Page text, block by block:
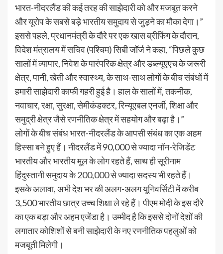
भारत-नीदरलैंड की कई तरह की साझेदारी को और मजबूत करने
और यूरोप के सबसे बड़े भारतीय समुदाय से जुड़ने का मौका देगा।”
इससे पहले, प्रधानमंत्री के दौरे पर एक खास ब्रीफिंग के दौरान,
विदेश मंत्रालय में सचिव (पश्चिम) सिबी जॉर्ज ने कहा, “पिछले कुछ
सालों में व्यापार, निवेश के पारंपरिक क्षेत्र और डब्ल्यूएएच के जरूरी
क्षेत्र, पानी, खेती और स्वास्थ्य, के साथ-साथ लोगों के बीच संबंधों में
हमारी साझेदारी काफी गहरी हुई है। हाल के सालों में, तकनीक,
नवाचार, रक्षा, सुरक्षा, सेमीकंडक्टर, रिन्यूएबल एनर्जी, शिक्षा और
समुद्री क्षेत्र जैसे रणनीतिक क्षेत्र में सहयोग और बढ़ा है।”
लोगों के बीच संबंध भारत-नीदरलैंड के आपसी संबंध का एक अहम
हिस्सा बने हुए हैं। नीदरलैंड में 90,000 से ज्यादा नॉन-रेजिडेंट
भारतीय और भारतीय मूल के लोग रहते हैं, साथ ही सूरीनाम
हिंदुस्तानी समुदाय के 200,000 से ज्यादा सदस्य भी रहते हैं।
इसके अलावा, अभी देश भर की अलग-अलग यूनिवर्सिटी में करीब
3,500 भारतीय छात्र उच्च शिक्षा ले रहे हैं। पीएम मोदी के इस दौरे
का एक बड़ा और अहम एजेंडा है। उम्मीद है कि इससे दोनों देशों की
लगातार कोशिशों से बनी साझेदारी के नए रणनीतिक पहलुओं को
मजबूती मिलेगी।